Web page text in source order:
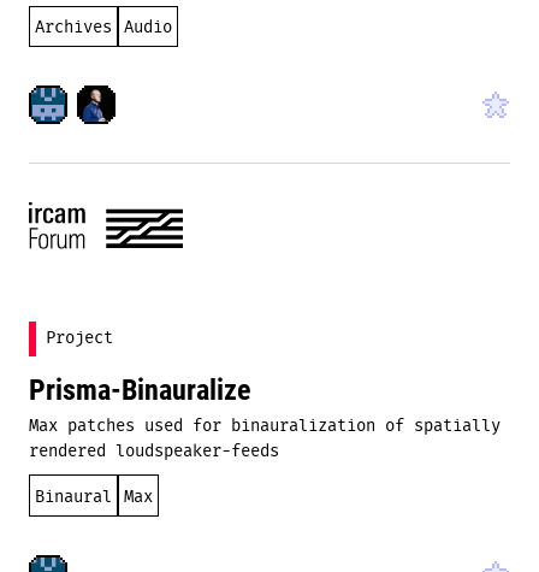
Archives Audio
Project
Prisma-Binauralize
Max patches used for binauralization of spatially
rendered loudspeaker-feeds
Binaural Max